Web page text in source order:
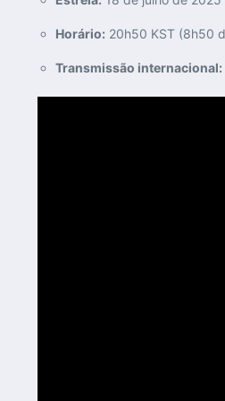
Horário: 20h50 KST (8h50
Transmissão internacional: